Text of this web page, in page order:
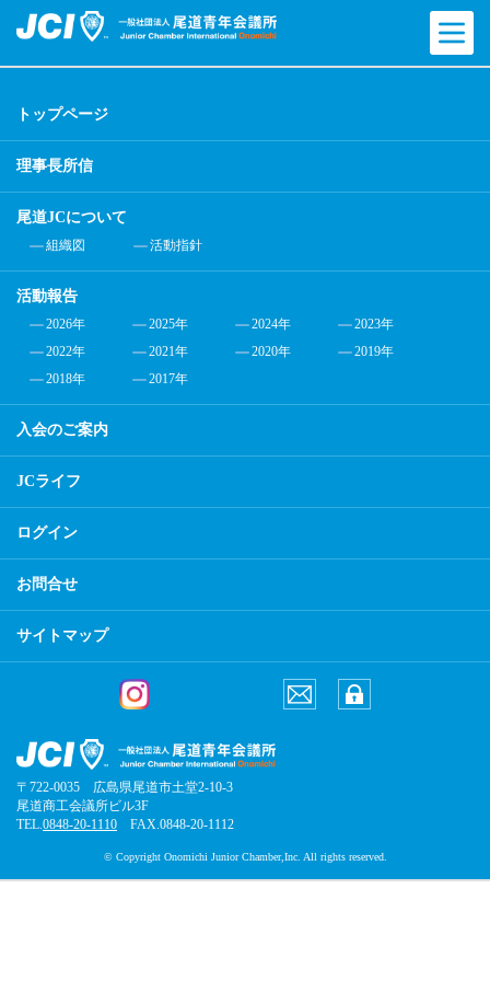
トップページ
理事長所信
尾道JCについて
組織図 活動指針
活動報告
2026年 2025年 2024年
2023年
2022年
2021年 2020年
2019年
2018年
2017年
入会のご案内
JCライフ
ログイン
お問合せ
サイトマップ
〒722-0035 広島県尾道市土堂2-10-3
尾道商工会議所ビル3F
TEL.0848-20-1110 FAX.0848-20-1112
© Copyright Onomichi Junior Chamber,Inc. All rights reserved.